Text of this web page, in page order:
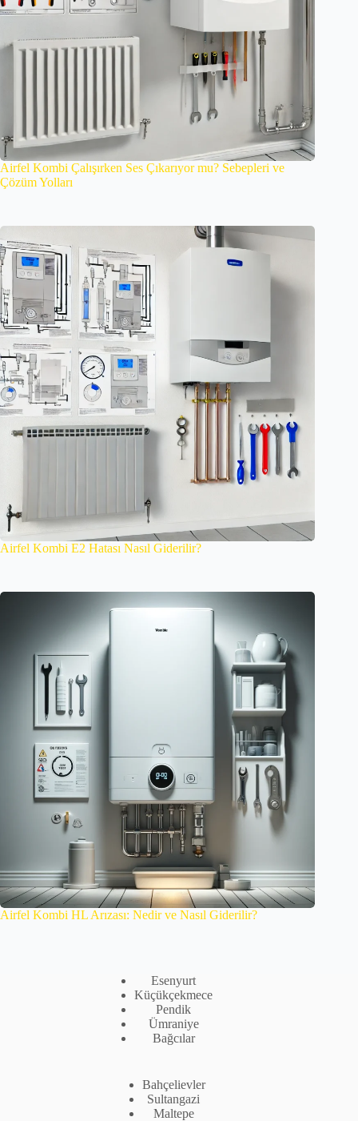
Airfel Kombi Çalışırken Ses Çıkarıyor mu? Sebepleri ve
Çözüm Yolları
Airfel Kombi E2 Hatası Nasıl Giderilir?
Airfel Kombi HL Arızası: Nedir ve Nasıl Giderilir?
Esenyurt
Küçükçekmece
Pendik
Ümraniye
Bağcılar
Bahçelievler
Sultangazi
Maltepe